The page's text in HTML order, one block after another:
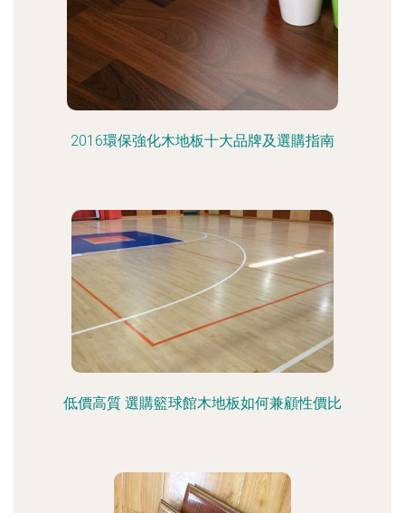
2016環保強化木地板十大品牌及選購指南
低價高質 選購籃球館木地板如何兼顧性價比